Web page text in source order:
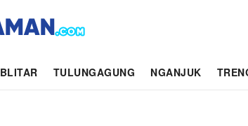
BLITAR TULUNGAGUNG NGANJUK